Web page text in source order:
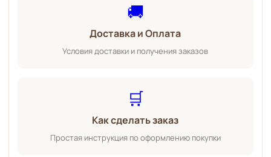
🚚
Доставка и Оплата
Условия доставки и получения заказов
🛒
Как сделать заказ
Простая инструкция по оформлению покупки